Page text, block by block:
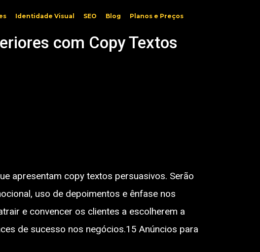
Identidade Visual SEO Blog Planos e Preços
com Copy Textos
apresentam copy textos persuasivos. Serão
uso de depoimentos e ênfase nos
e convencer os clientes a escolherem a
de sucesso nos negócios.15 Anúncios para